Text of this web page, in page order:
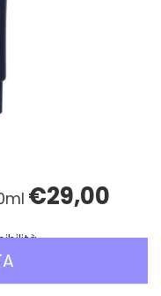
€29,00
PRENOTA
CRIOGEL